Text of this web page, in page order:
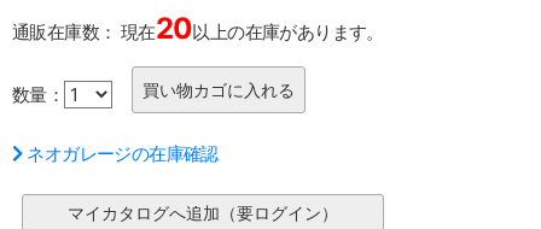
通販在庫数： 現在20以上の在庫があります。
数量：
ネオガレージの在庫確認